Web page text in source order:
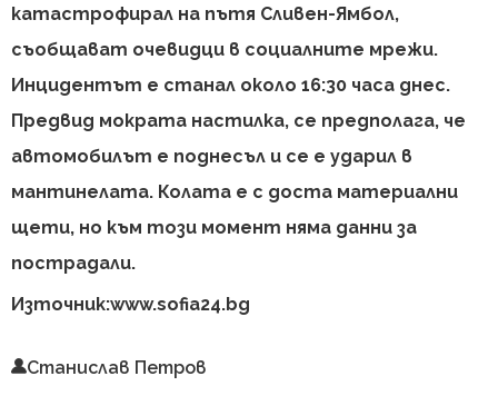
катастрофирал на пътя Сливен-Ямбол,
съобщават очевидци в социалните мрежи.
Инцидентът е станал около 16:30 часа днес.
Предвид мократа настилка, се предполага, че
автомобилът е поднесъл и се е ударил в
мантинелата. Колата е с доста материални
щети, но към този момент няма данни за
пострадали.
Източник:www.sofia24.bg
Станислав Петров